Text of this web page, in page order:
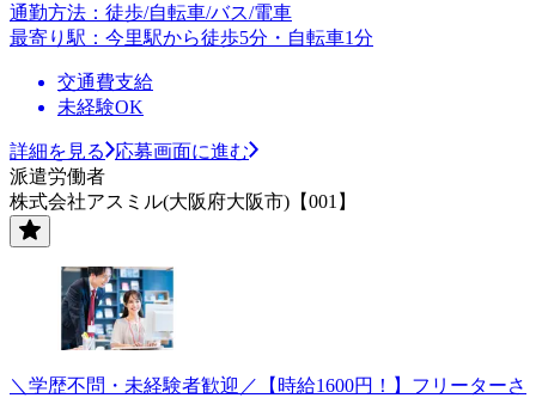
通勤方法：徒歩/自転車/バス/電車
最寄り駅：今里駅から徒歩5分・自転車1分
交通費支給
未経験OK
詳細を見る
応募画面に進む
派遣労働者
株式会社アスミル(大阪府大阪市)【001】
＼学歴不問・未経験者歓迎／【時給1600円！】フリーターさ